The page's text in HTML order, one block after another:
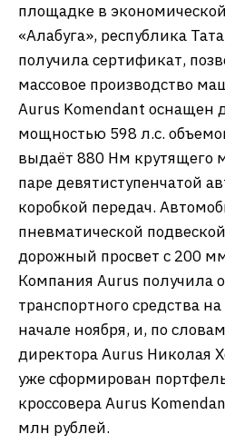
площадке в
«Алабуга», республика
получила сертификат,
массовое производство
Aurus Komendant оснащен
мощностью 598 л.с.
выдаёт 880 Нм крутящего
паре девятиступенчатой
коробкой передач.
пневматической
дорожный просвет с 200
Компания Aurus получила
транспортного средства
начале ноября, и, по
директора Aurus Николая
уже сформирован
кроссовера Aurus
млн рублей.